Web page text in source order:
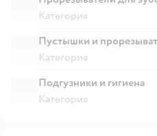
Категория
Пустышки и
Категория
Подгузники и гигиена
Категория